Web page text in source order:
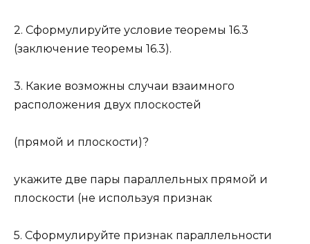
2. Сформулируйте условие теоремы 16.3
(заключение теоремы 16.3).
3. Какие возможны случаи взаимного
расположения двух плоскостей
(прямой и плоскости)?
укажите две пары параллельных прямой и
плоскости (не используя признак
5. Сформулируйте признак параллельности